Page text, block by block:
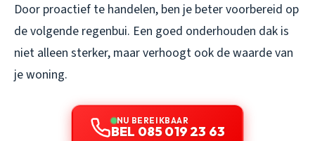
Door proactief te handelen, ben je beter voorbereid op
de volgende regenbui. Een goed onderhouden dak is
niet alleen sterker, maar verhoogt ook de waarde van
je woning.
NU BEREIKBAAR
BEL 085 019 23 63